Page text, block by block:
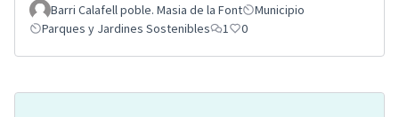
Barri Calafell poble. Masia de la Font
Municipio
Parques y Jardines Sostenibles
1 0